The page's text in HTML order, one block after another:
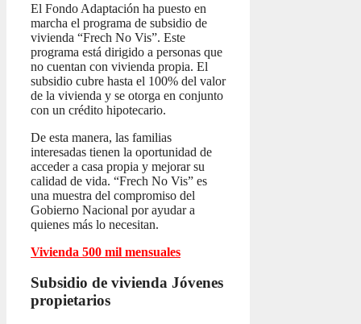
El Fondo Adaptación ha puesto en
marcha el programa de subsidio de
vivienda “Frech No Vis”. Este
programa está dirigido a personas que
no cuentan con vivienda propia. El
subsidio cubre hasta el 100% del valor
de la vivienda y se otorga en conjunto
con un crédito hipotecario.
De esta manera, las familias
interesadas tienen la oportunidad de
acceder a casa propia y mejorar su
calidad de vida. “Frech No Vis” es
una muestra del compromiso del
Gobierno Nacional por ayudar a
quienes más lo necesitan.
Vivienda 500 mil mensuales
Subsidio de vivienda Jóvenes
propietarios